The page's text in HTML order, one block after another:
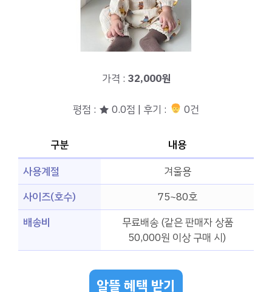
가격 : 32,000원
평점 : ★ 0.0점 | 후기 : 0건
구분
내용
사용계절
겨울용
사이즈(호수)
75~80호
배송비
무료배송 (같은 판매자 상품
50,000원 이상 구매 시)
알뜰 혜택 받기